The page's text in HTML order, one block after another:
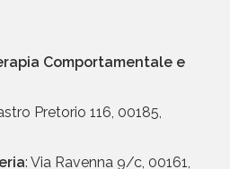
Comportamentale e
Pretorio 116, 00185,
: Via Ravenna 9/c, 00161,